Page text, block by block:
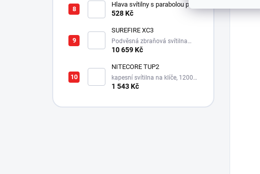
Hlava svítilny s parabolou pro
Survivor LED XPE
528 Kč
SUREFIRE XC3
Podvěsná zbraňová svítilna
550 lm s integrovanou montáží
10 659 Kč
NITECORE TUP2
kapesní svítilna na klíče, 1200
lm, 125 m
1 543 Kč